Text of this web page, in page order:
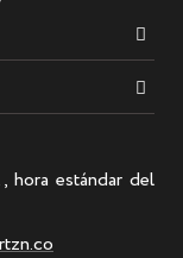
hora estándar del